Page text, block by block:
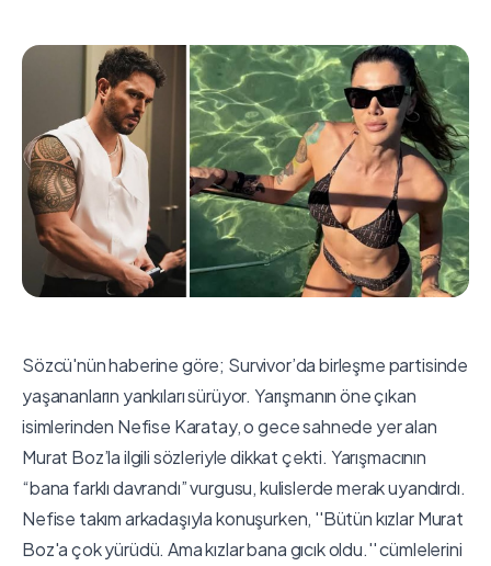
Sözcü'nün haberine göre; Survivor’da birleşme partisinde
yaşananların yankıları sürüyor. Yarışmanın öne çıkan
isimlerinden Nefise Karatay, o gece sahnede yer alan
Murat Boz’la ilgili sözleriyle dikkat çekti. Yarışmacının
“bana farklı davrandı” vurgusu, kulislerde merak uyandırdı.
Nefise takım arkadaşıyla konuşurken, ''Bütün kızlar Murat
Boz'a çok yürüdü. Ama kızlar bana gıcık oldu.'' cümlelerini